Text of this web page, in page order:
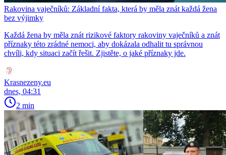
Rakovina vaječníků: Základní fakta, která by měla znát každá žena
bez výjimky
Každá žena by měla znát rizikové faktory rakoviny vaječníků a znát
příznaky této zrádné nemoci, aby dokázala odhalit tu správnou
chvíli, kdy situaci začít řešit. Zjistěte, o jaké příznaky jde.
Krasnezeny.eu
dnes, 04:31
2 min